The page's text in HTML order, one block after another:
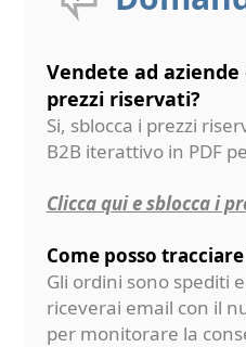
Vendete ad
prezzi riservati?
Si, sblocca i prezzi
B2B iterattivo in PDF
Clicca qui e sblocca i
Come posso
Gli ordini sono spediti
riceverai email con il
per monitorare la